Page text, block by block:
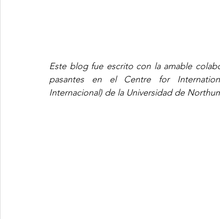
Este blog fue escrito con la amable
pasantes en el Centre for
Internacional) de la Universidad de